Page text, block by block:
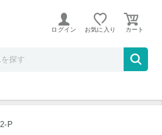
ります。
ログイン お気に入り
P